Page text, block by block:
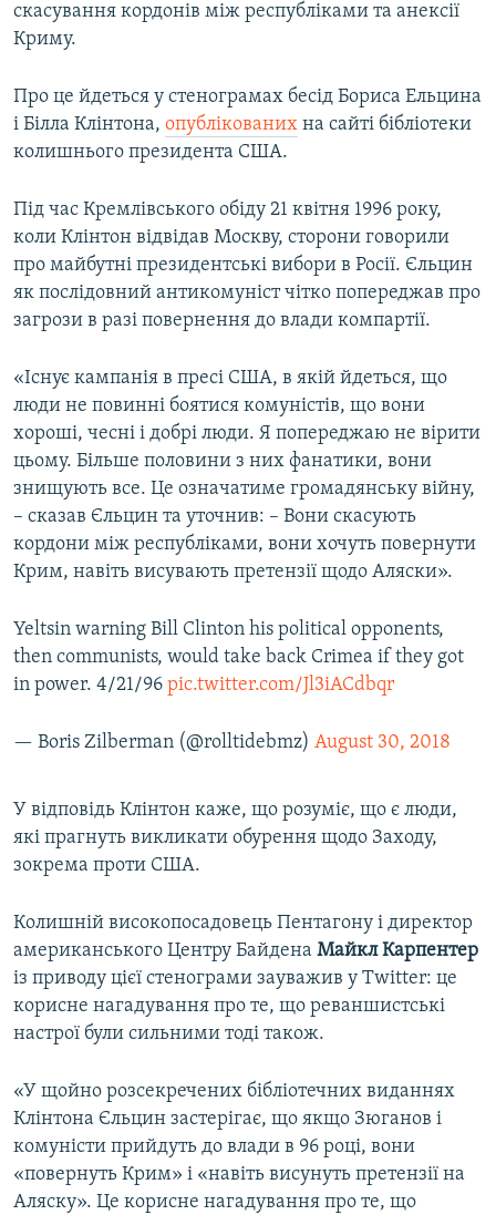
скасування кордонів між республіками та анексії
Криму.
Про це йдеться у стенограмах бесід Бориса Ельцина
і Білла Клінтона, опублікованих на сайті бібліотеки
колишнього президента США.
Під час Кремлівського обіду 21 квітня 1996 року,
коли Клінтон відвідав Москву, сторони говорили
про майбутні президентські вибори в Росії. Єльцин
як послідовний антикомуніст чітко попереджав про
загрози в разі повернення до влади компартії.
«Існує кампанія в пресі США, в якій йдеться, що
люди не повинні боятися комуністів, що вони
хороші, чесні і добрі люди. Я попереджаю не вірити
цьому. Більше половини з них фанатики, вони
знищують все. Це означатиме громадянську війну,
– сказав Єльцин та уточнив: – Вони скасують
кордони між республіками, вони хочуть повернути
Крим, навіть висувають претензії щодо Аляски».
Yeltsin warning Bill Clinton his political opponents,
then communists, would take back Crimea if they got
in power. 4/21/96 pic.twitter.com/Jl3iACdbqr
— Boris Zilberman (@rolltidebmz) August 30, 2018
У відповідь Клінтон каже, що розуміє, що є люди,
які прагнуть викликати обурення щодо Заходу,
зокрема проти США.
Колишній високопосадовець Пентагону і директор
американського Центру Байдена Майкл Карпентер
із приводу цієї стенограми зауважив у Twitter: це
корисне нагадування про те, що реваншистські
настрої були сильними тоді також.
«У щойно розсекречених бібліотечних виданнях
Клінтона Єльцин застерігає, що якщо Зюганов і
комуністи прийдуть до влади в 96 році, вони
«повернуть Крим» і «навіть висунуть претензії на
Аляску». Це корисне нагадування про те, що